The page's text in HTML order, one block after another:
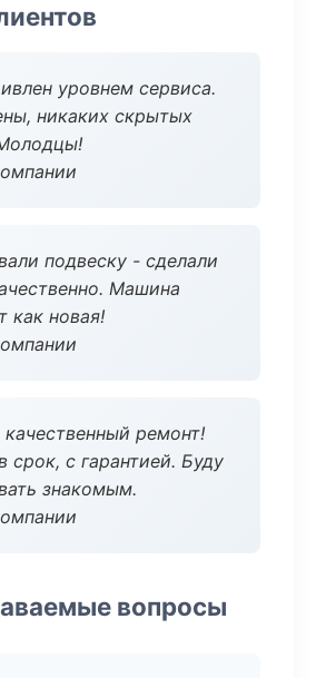
уровнем сервиса.
никаких скрытых
подвеску - сделали
Машина
как новая!
ремонт!
срок, с гарантией. Буду
знакомым.
вопросы